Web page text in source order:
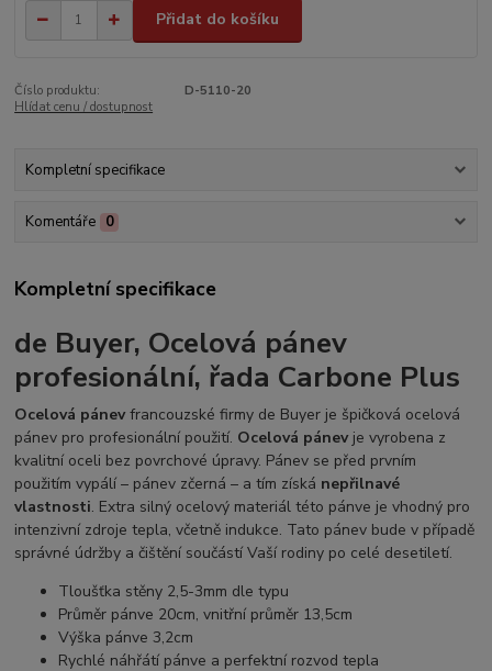
Přidat do košíku
Číslo produktu:
D-5110-20
Hlídat cenu / dostupnost
Kompletní specifikace
Komentáře 0
Kompletní specifikace
de Buyer, Ocelová pánev
profesionální, řada Carbone Plus
Ocelová pánevfrancouzské firmy de Buyer je špičková ocelová
pánev pro profesionální použití. Ocelová pánev je vyrobena z
kvalitní oceli bez povrchové úpravy. Pánev se před prvním
použitím vypálí – pánev zčerná – a tím získá nepřilnavé
vlastnosti. Extra silný ocelový materiál této pánve je vhodný pro
intenzivní zdroje tepla, včetně indukce. Tato pánev bude v případě
správné údržby a čištění součástí Vaší rodiny po celé desetiletí.
Tloušťka stěny 2,5-3mm dle typu
Průměr pánve 20cm, vnitřní průměr 13,5cm
Výška pánve 3,2cm
Rychlé náhřátí pánve a perfektní rozvod tepla